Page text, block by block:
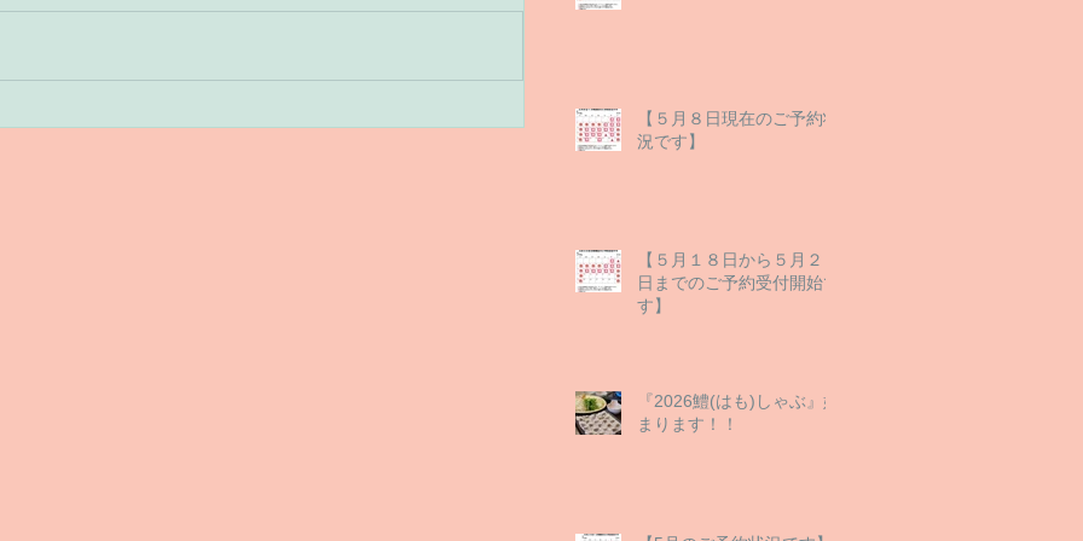
【５月８日現在のご予約状
況です】
【５月１８日から５月２９
日までのご予約受付開始で
す】
『2026鱧(はも)しゃぶ』始
まります！！